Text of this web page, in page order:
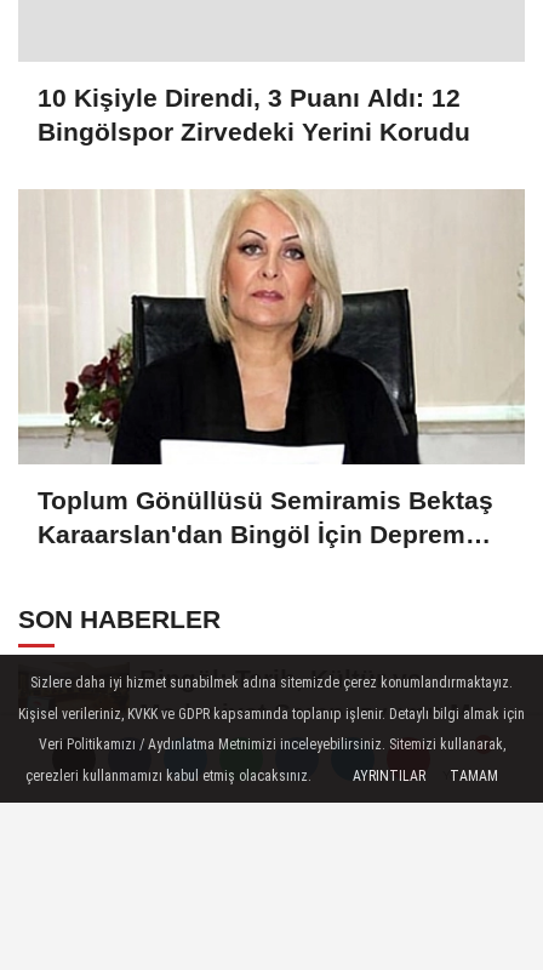
Yorumlar
Yorumlar
Yorumlar
10 Kişiyle Direndi, 3 Puanı Aldı: 12
Bingölspor Zirvedeki Yerini Korudu
Toplum Gönüllüsü Semiramis Bektaş
Karaarslan'dan Bingöl İçin Deprem
SON HABERLER
Bingöl: Tarih, Kültür ve
Medeniyet Sempozyumu Mayıs
Ayında Düzenlenecek
Bingöl Cumhuriyet
Başsavcılığından Dolandırıcılık
Sizlere daha iyi hizmet sunabilmek adına sitemizde çerez konumlandırmaktayız.
Kişisel verileriniz, KVKK ve GDPR kapsamında toplanıp işlenir. Detaylı bilgi almak için
Veri Politikamızı / Aydınlatma Metnimizi inceleyebilirsiniz. Sitemizi kullanarak,
çerezleri kullanmamızı kabul etmiş olacaksınız.
AYRINTILAR TAMAM